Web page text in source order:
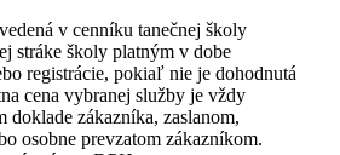
v cenníku tanečnej školy
stráke školy platným v dobe
registrácie, pokiaľ nie je dohodnutá
cena vybranej služby je vždy
doklade zákazníka, zaslanom,
osobne prevzatom zákazníkom.